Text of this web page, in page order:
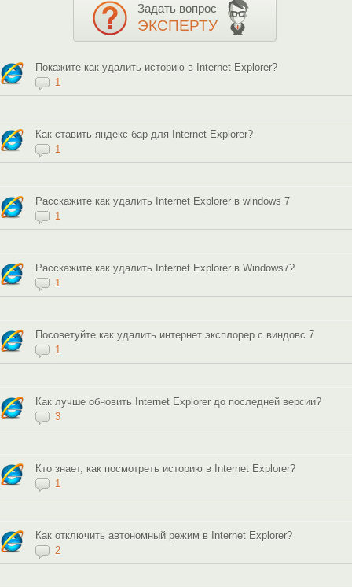
Задать вопрос
ЭКСПЕРТУ
Покажите как удалить историю в Internet Explorer?
1
Как ставить яндекс бар для Internet Explorer?
1
Расскажите как удалить Internet Explorer в windows 7
1
Расскажите как удалить Internet Explorer в Windows7?
1
Посоветуйте как удалить интернет эксплорер с виндовс 7
1
Как лучше обновить Internet Explorer до последней версии?
3
Кто знает, как посмотреть историю в Internet Explorer?
1
Как отключить автономный режим в Internet Explorer?
2